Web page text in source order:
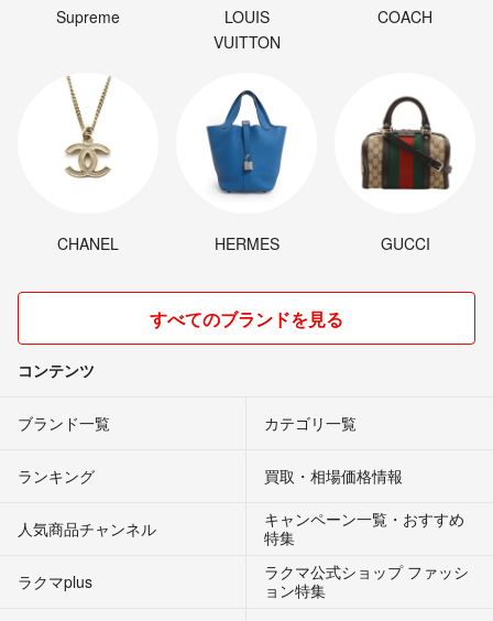
Supreme
LOUIS
VUITTON
COACH
CHANEL HERMES GUCCI
すべてのブランドを見る
コンテンツ
ブランド一覧 カテゴリ一覧
ランキング 買取・相場価格情報
人気商品チャンネル
キャンペーン一覧・おすすめ
特集
ラクマplus
ラクマ公式ショップ ファッシ
ョン特集